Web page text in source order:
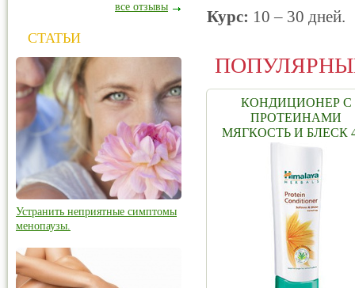
Курс: 10 – 30 дней.
КОНДИЦИОНЕР С
ПРОТЕИНАМИ
МЯГКОСТЬ И БЛЕСК
МЛ.
все отзывы
СТАТЬИ
Устранить неприятные симптомы
менопаузы.